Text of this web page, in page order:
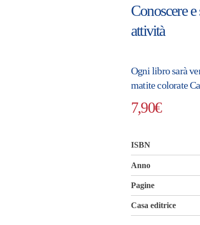
Conoscere
attività
Ogni libro sarà
matite colorate
7,90€
ISBN
Anno
Pagine
Casa editrice